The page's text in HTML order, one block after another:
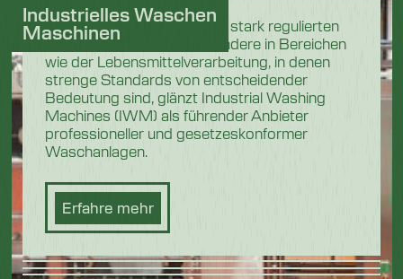
In den anspruchsvollen und stark regulierten
Industriesektoren, insbesondere in Bereichen
wie der Lebensmittelverarbeitung, in denen
strenge Standards von entscheidender
Bedeutung sind, glänzt Industrial Washing
Machines (IWM) als führender Anbieter
professioneller und gesetzeskonformer
Waschanlagen.
Erfahre mehr
Industrielles Waschen
Maschinen